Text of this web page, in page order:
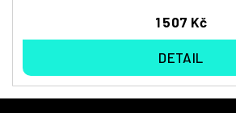
1 507 Kč
DETAIL